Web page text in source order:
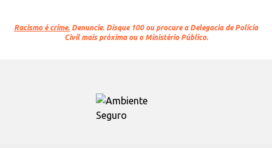
Racismo é crime. Denuncie. Disque 100 ou procure a Delegacia de Polícia
Civil mais próxima ou o Ministério Público.